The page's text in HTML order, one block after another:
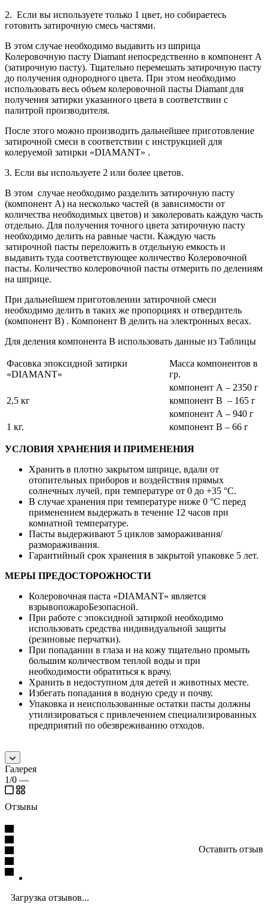
2. Если вы используете только 1 цвет, но собираетесь
готовить затирочную смесь частями.
В этом случае необходимо выдавить из шприца
Колеровочную пасту Diamant непосредственно в компонент А
(затирочную пасту). Тщательно перемешать затирочную пасту
до получения однородного цвета. При этом необходимо
использовать весь объем колеровочной пасты Diamant для
получения затирки указанного цвета в соответствии с
палитрой производителя.
После этого можно производить дальнейшее приготовление
затирочной смеси в соответствии с инструкцией для
колеруемой затирки «DIAMANT» .
3. Если вы используете 2 или более цветов.
В этом случае необходимо разделить затирочную пасту
(компонент А) на несколько частей (в зависимости от
количества необходимых цветов) и заколеровать каждую часть
отдельно. Для получения точного цвета затирочную пасту
необходимо делить на равные части. Каждую часть
затирочной пасты переложить в отдельную емкость и
выдавить туда соответствующее количество Колеровочной
пасты. Количество колеровочной пасты отмерить по делениям
на шприце.
При дальнейшем приготовлении затирочной смеси
необходимо делить в таких же пропорциях и отвердитель
(компонент В) . Компонент В делить на электронных весах.
Для деления компонента В использовать данные из Таблицы
Фасовка эпоксидной затирки
«DIAMANT»
Масса компонентов в
гр.
компонент А – 2350 г
2,5 кг
компонент В – 165 г
компонент А – 940 г
1 кг.
компонент В – 66 г
УСЛОВИЯ ХРАНЕНИЯ И ПРИМЕНЕНИЯ
Хранить в плотно закрытом шприце, вдали от
отопительных приборов и воздействия прямых
солнечных лучей, при температуре от 0 до +35 °С.
В случае хранения при температуре ниже 0 °С перед
применением выдержать в течение 12 часов при
комнатной температуре.
Пасты выдерживают 5 циклов замораживания/
размораживания.
Гарантийный срок хранения в закрытой упаковке 5 лет.
МЕРЫ ПРЕДОСТОРОЖНОСТИ
Колеровочная паста «DIAMANT» является
взрывопожароБезопасной.
При работе с эпоксидной затиркой необходимо
использовать средства индивидуальной защиты
(резиновые перчатки).
При попадании в глаза и на кожу тщательно промыть
большим количеством теплой воды и при
необходимости обратиться к врачу.
Хранить в недоступном для детей и животных месте.
Избегать попадания в водную среду и почву.
Упаковка и неиспользованные остатки пасты должны
утилизироваться с привлечением специализированных
предприятий по обезвреживанию отходов.
Галерея
1/0 —
Отзывы
Оставить отзыв
Загрузка отзывов...